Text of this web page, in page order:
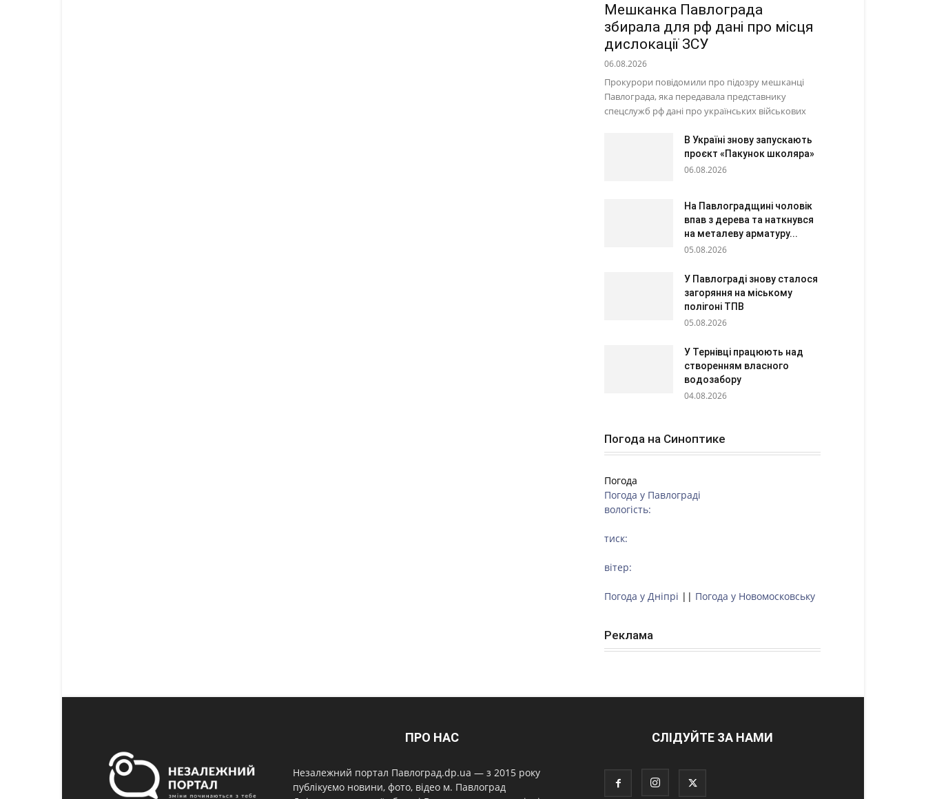
Мешканка Павлограда
збирала для рф дані про місця
дислокації ЗСУ
06.08.2026
Прокурори повідомили про підозру мешканці
Павлограда, яка передавала представнику
спецслужб рф дані про українських військових
В Україні знову запускають
проєкт «Пакунок школяра»
06.08.2026
На Павлоградщині чоловік
впав з дерева та наткнувся
на металеву арматуру...
05.08.2026
У Павлограді знову сталося
загоряння на міському
полігоні ТПВ
05.08.2026
У Тернівці працюють над
створенням власного
водозабору
04.08.2026
Погода на Синоптике
Погода
Погода у Павлограді
вологість:
тиск:
вітер:
Погода у Дніпрі || Погода у Новомосковську
Реклама
ПРО НАС
Незалежний портал Павлоград.dp.ua — з 2015 року
публікуємо новини, фото, відео м. Павлоград
СЛІДУЙТЕ ЗА НАМИ